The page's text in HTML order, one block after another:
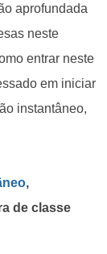
aprofundada
neste
entrar neste
em iniciar
instantâneo,
,
de classe